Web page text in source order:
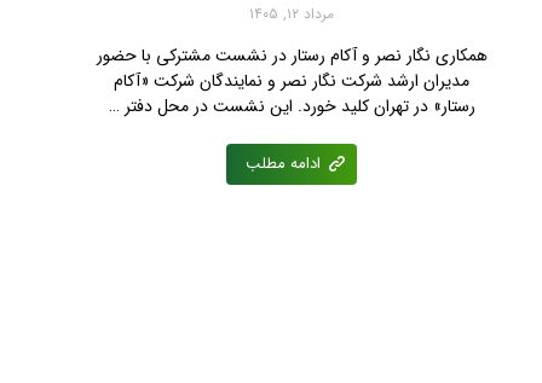
مرداد ۱۲, ۱۴۰۵
همکاری نگار نصر و آکام رستار در نشست مشترکی با حضور
مدیران ارشد شرکت نگار نصر و نمایندگان شرکت «آکام
رستار» در تهران کلید خورد. این نشست در محل دفتر …
ادامه مطلب